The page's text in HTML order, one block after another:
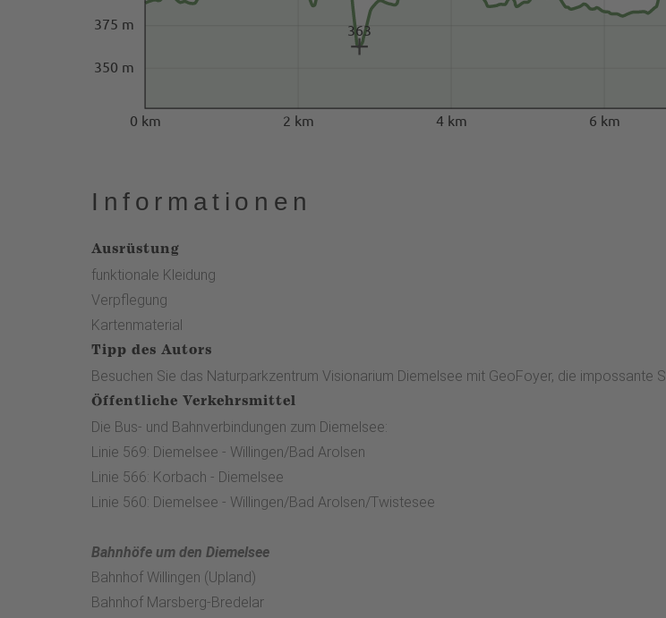
0 km 2 km 4 km 6 km
350 m
375 m 363
Informationen
Ausrüstung
funktionale Kleidung
Verpflegung
Kartenmaterial
Tipp des Autors
Besuchen Sie das Naturparkzentrum Visionarium Diemelsee mit GeoFoyer, die impossante
Öffentliche Verkehrsmittel
Die Bus- und Bahnverbindungen zum Diemelsee:
Linie 569: Diemelsee - Willingen/Bad Arolsen
Linie 566: Korbach - Diemelsee
Linie 560: Diemelsee - Willingen/Bad Arolsen/Twistesee
Bahnhöfe um den Diemelsee
Bahnhof Willingen (Upland)
Bahnhof Marsberg-Bredelar